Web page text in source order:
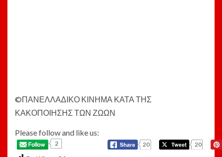
©️ΠΑΝΕΛΛΑΔΙΚΟ ΚΙΝΗΜΑ ΚΑΤΑ ΤΗΣ
ΚΑΚΟΠΟΙΗΣΗΣ ΤΩΝ ΖΩΩΝ
Please follow and like us:
2 20
20